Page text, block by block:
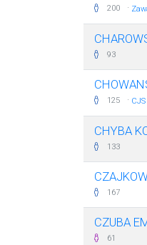
200 ·
93
125 ·
CHYBA
133
167
CZUBA
61